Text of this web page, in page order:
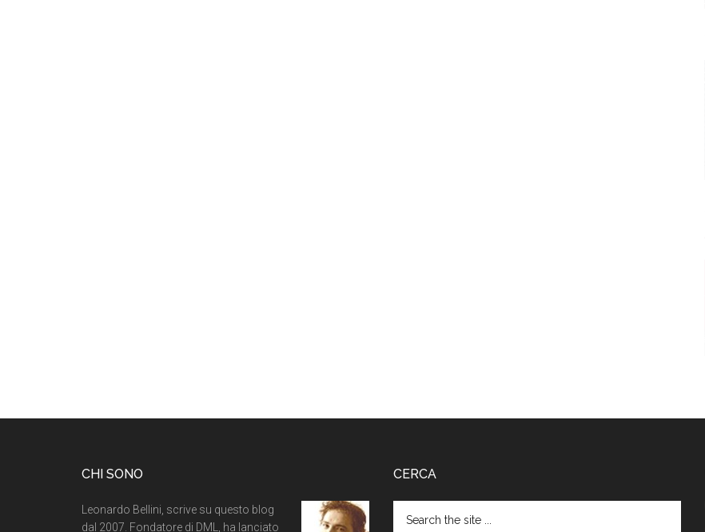
CHI SONO
Leonardo Bellini, scrive su questo blog
dal 2007. Fondatore di DML, ha lanciato
CERCA